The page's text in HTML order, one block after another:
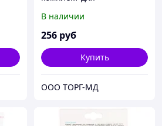
светодиодной ленты
220В, smd 2835, 60 д/м,
В наличии
256 руб
Купить
ООО ТОРГ-МД